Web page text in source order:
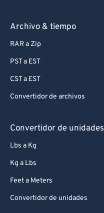
Archivo & tiempo
RAR a Zip
PST a EST
CST a EST
Convertidor de archivos
Convertidor de unidades
Lbs a Kg
Kg a Lbs
Feet a Meters
Convertidor de unidades